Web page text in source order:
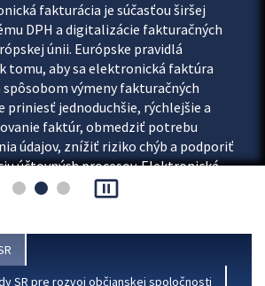
fakturácia je súčasťou širšej
DPH a digitalizácie fakturačných
únii. Európske pravidlá
tomu, aby sa elektronická faktúra
výmeny fakturačných
priniesť jednoduchšie, rýchlejšie a
faktúr, obmedziť potrebu
údajov, znížiť riziko chýb a podporiť
účtovných procesov. Elektronická
pause_presentation
SR pre rozvoj občianskej spoločnosti